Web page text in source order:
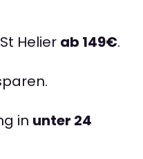
Helier ab 149€.
in unter 24